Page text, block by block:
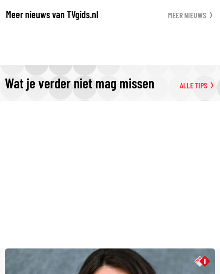
Meer nieuws van TVgids.nl MEER NIEUWS
Wat je verder niet mag missen ALLE TIPS